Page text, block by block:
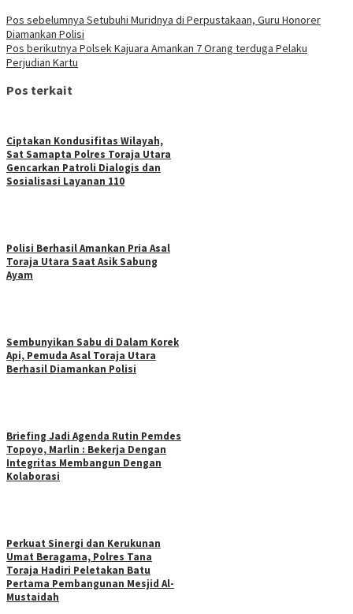
Pos sebelumnya Setubuhi Muridnya di Perpustakaan, Guru Honorer
Diamankan Polisi
Pos berikutnya Polsek Kajuara Amankan 7 Orang terduga Pelaku
Perjudian Kartu
Pos terkait
Ciptakan Kondusifitas Wilayah,
Sat Samapta Polres Toraja Utara
Gencarkan Patroli Dialogis dan
Sosialisasi Layanan 110
Polisi Berhasil Amankan Pria Asal
Toraja Utara Saat Asik Sabung
Ayam
Sembunyikan Sabu di Dalam Korek
Api, Pemuda Asal Toraja Utara
Berhasil Diamankan Polisi
Briefing Jadi Agenda Rutin Pemdes
Topoyo, Marlin : Bekerja Dengan
Integritas Membangun Dengan
Kolaborasi
Perkuat Sinergi dan Kerukunan
Umat Beragama, Polres Tana
Toraja Hadiri Peletakan Batu
Pertama Pembangunan Mesjid Al-
Mustaidah